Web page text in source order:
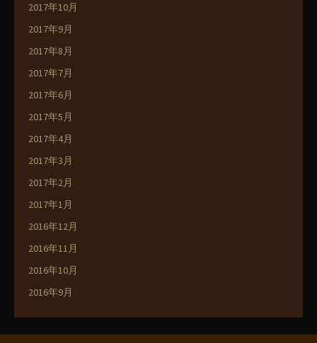
2017年10月
2017年9月
2017年8月
2017年7月
2017年6月
2017年5月
2017年4月
2017年3月
2017年2月
2017年1月
2016年12月
2016年11月
2016年10月
2016年9月